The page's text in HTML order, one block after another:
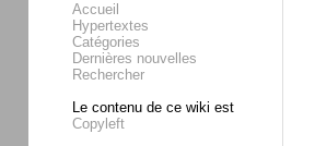
Accueil
Hypertextes
Catégories
Dernières nouvelles
Rechercher
Le contenu de ce wiki est
Copyleft